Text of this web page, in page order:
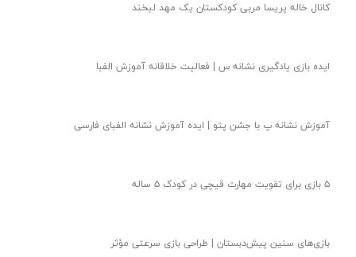
کانال خاله پریسا مربی کودکستان یک مهد لبخند
ایده بازی یادگیری نشانه س | فعالیت خلاقانه آموزش الفبا
آموزش نشانه پ با جشن پتو | ایده آموزش نشانه الفبای فارسی
۵ بازی برای تقویت مهارت قیچی در کودک ۵ ساله
بازی‌های سنین پیش‌دبستان | طراحی بازی سرعتی مؤثر